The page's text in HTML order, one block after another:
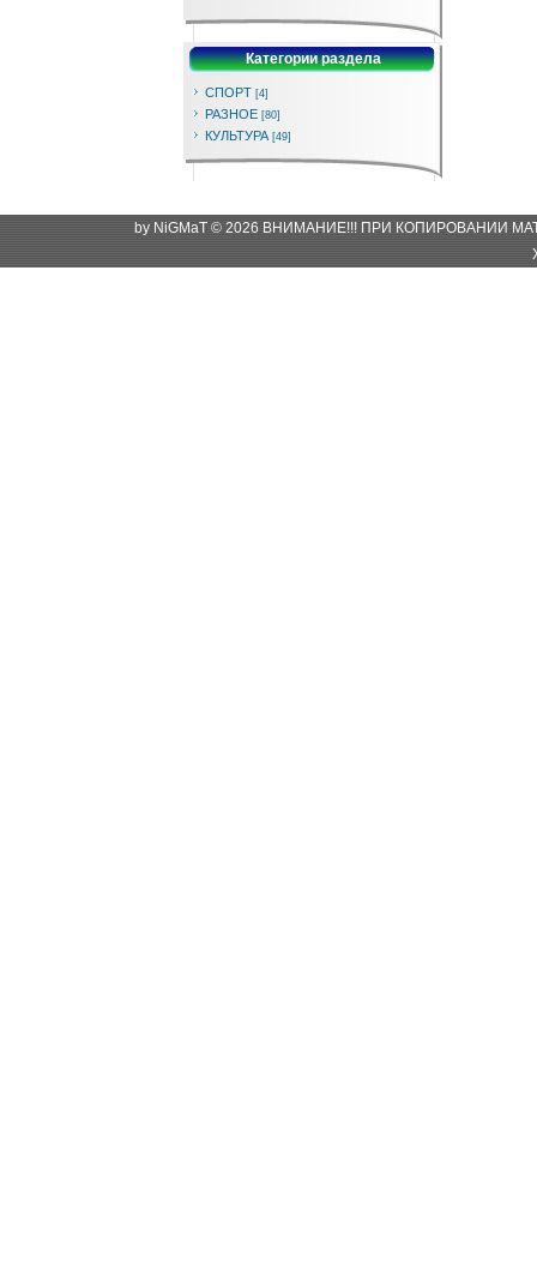
Категории раздела
СПОРТ [4]
РАЗНОЕ [80]
КУЛЬТУРА [49]
by NiGMaT © 2026 ВНИМАНИЕ!!! ПРИ КОПИРОВАНИИ